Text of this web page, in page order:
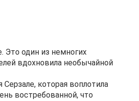
Это один из немногих
вдохновила необычайной
которая воплотила
востребованной, что